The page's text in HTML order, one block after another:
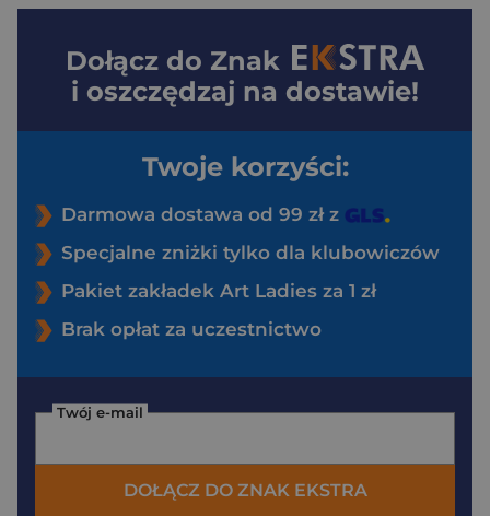
Dołącz do Znak
i oszczędzaj na dostawie!
Twoje korzyści:
Darmowa dostawa od 99 zł z
Specjalne zniżki tylko dla klubowiczów
Pakiet zakładek Art Ladies za 1 zł
Brak opłat za uczestnictwo
Twój e-mail
DOŁĄCZ DO ZNAK EKSTRA